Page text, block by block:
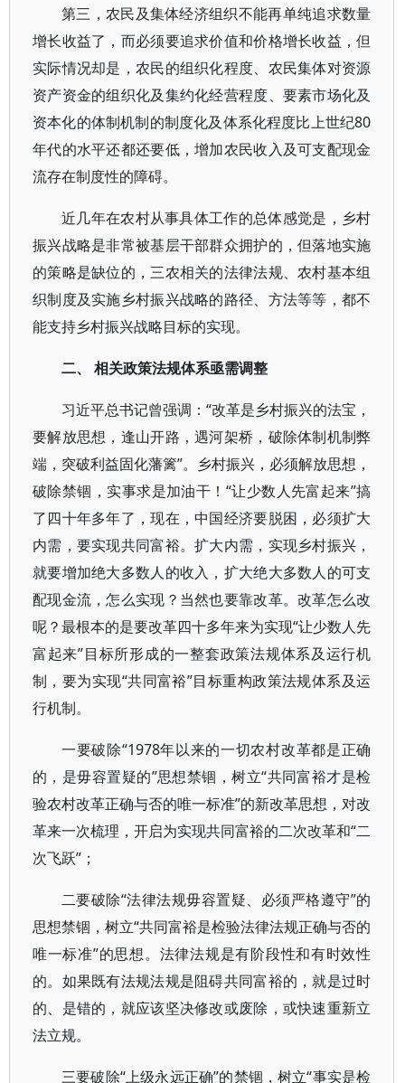
第三，农民及集体经济组织不能再单纯追求数量
增长收益了，而必须要追求价值和价格增长收益，但
实际情况却是，农民的组织化程度、农民集体对资源
资产资金的组织化及集约化经营程度、要素市场化及
资本化的体制机制的制度化及体系化程度比上世纪80
年代的水平还都还要低，增加农民收入及可支配现金
流存在制度性的障碍。
近几年在农村从事具体工作的总体感觉是，乡村
振兴战略是非常被基层干部群众拥护的，但落地实施
的策略是缺位的，三农相关的法律法规、农村基本组
织制度及实施乡村振兴战略的路径、方法等等，都不
能支持乡村振兴战略目标的实现。
二、 相关政策法规体系亟需调整
习近平总书记曾强调：“改革是乡村振兴的法宝，
要解放思想，逢山开路，遇河架桥，破除体制机制弊
端，突破利益固化藩篱”。乡村振兴，必须解放思想，
破除禁锢，实事求是加油干！“让少数人先富起来”搞
了四十年多年了，现在，中国经济要脱困，必须扩大
内需，要实现共同富裕。扩大内需，实现乡村振兴，
就要增加绝大多数人的收入，扩大绝大多数人的可支
配现金流，怎么实现？当然也要靠改革。改革怎么改
呢？最根本的是要改革四十多年来为实现“让少数人先
富起来”目标所形成的一整套政策法规体系及运行机
制，要为实现“共同富裕”目标重构政策法规体系及运
行机制。
一要破除“1978年以来的一切农村改革都是正确
的，是毋容置疑的”思想禁锢，树立“共同富裕才是检
验农村改革正确与否的唯一标准”的新改革思想，对改
革来一次梳理，开启为实现共同富裕的二次改革和“二
次飞跃”；
二要破除“法律法规毋容置疑、必须严格遵守”的
思想禁锢，树立“共同富裕是检验法律法规正确与否的
唯一标准”的思想。法律法规是有阶段性和有时效性
的。如果既有法规法规是阻碍共同富裕的，就是过时
的、是错的，就应该坚决修改或废除，或快速重新立
法立规。
三要破除“上级永远正确”的禁锢，树立“事实是检